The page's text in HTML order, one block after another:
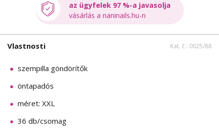
az ügyfelek 97 %-a javasolja
vásárlás a naninails.hu-n
Vlastnosti Kat. č.: 0025/88
szempilla göndörítők
öntapadós
méret: XXL
36 db/csomag